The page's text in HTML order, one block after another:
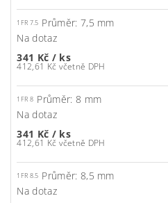
1FR 7.5 Průměr: 7,5 mm
Na dotaz
341 Kč / ks
412,61 Kč včetně DPH
1FR 8 Průměr: 8 mm
Na dotaz
341 Kč / ks
412,61 Kč včetně DPH
1FR 8.5 Průměr: 8,5 mm
Na dotaz